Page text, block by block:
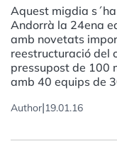
Aquest migdia
Andorrà la 24ena
amb novetats
reestructuració del
pressupost de 100
amb 40 equips de
Author|19.01.16